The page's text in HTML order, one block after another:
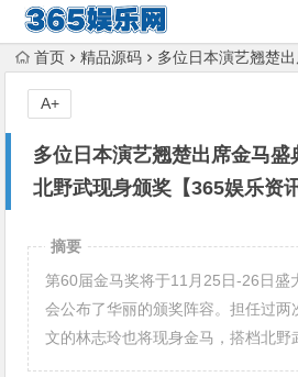
首页 精品源码 多位日本演艺翘楚出席金马盛典，林
多位日本演艺翘楚出席金马盛
北野武现身颁奖【365娱乐资
A+
摘要
第60届金马奖将于11月25日-26日盛
会公布了华丽的颁奖阵容。担任过两
文的林志玲也将现身金马，搭档北野